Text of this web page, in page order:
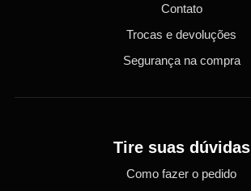
Contato
Trocas e devoluções
Segurança na compra
Tire suas dúvidas
Como fazer o pedido